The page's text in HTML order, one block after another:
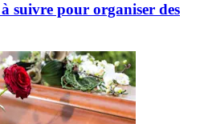
à suivre pour organiser des